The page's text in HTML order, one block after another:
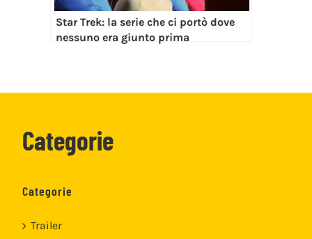
Star Trek: la serie che ci portò dove
nessuno era giunto prima
Categorie
Categorie
Trailer